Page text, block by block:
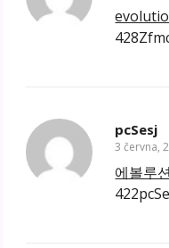
pcSesj
3 června,
에볼루